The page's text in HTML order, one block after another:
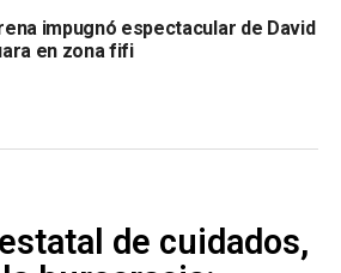
el pueblo wixárika buscará que
lasobreexplotación de
del territorio sagrado
que estas actividades
patrimonio cultural
internacional por la UNESCO
impugnó espectacular de David
en zona fifi
de cuidados,